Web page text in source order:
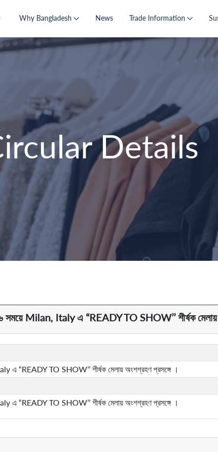
Why Bangladesh News Trade Information
Details
সময়ে Milan, Italy এ “READY TO SHOW’’ শীর্ষক মেলায়
এ “READY TO SHOW’’ শীর্ষক মেলায় অংশগ্রহণ প্রসঙ্গে ।
এ “READY TO SHOW’’ শীর্ষক মেলায় অংশগ্রহণ প্রসঙ্গে ।